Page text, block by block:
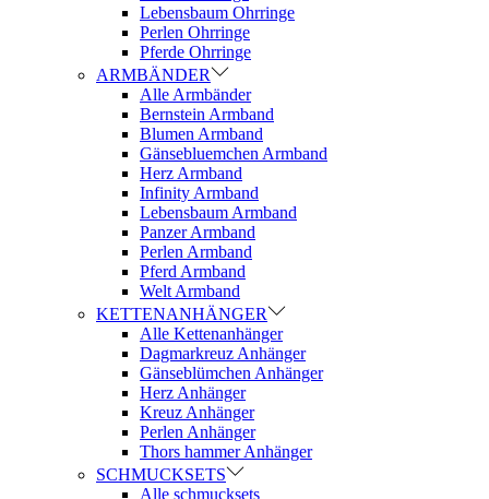
Lebensbaum Ohrringe
Perlen Ohrringe
Pferde Ohrringe
ARMBÄNDER
Alle Armbänder
Bernstein Armband
Blumen Armband
Gänsebluemchen Armband
Herz Armband
Infinity Armband
Lebensbaum Armband
Panzer Armband
Perlen Armband
Pferd Armband
Welt Armband
KETTENANHÄNGER
Alle Kettenanhänger
Dagmarkreuz Anhänger
Gänseblümchen Anhänger
Herz Anhänger
Kreuz Anhänger
Perlen Anhänger
Thors hammer Anhänger
SCHMUCKSETS
Alle schmucksets